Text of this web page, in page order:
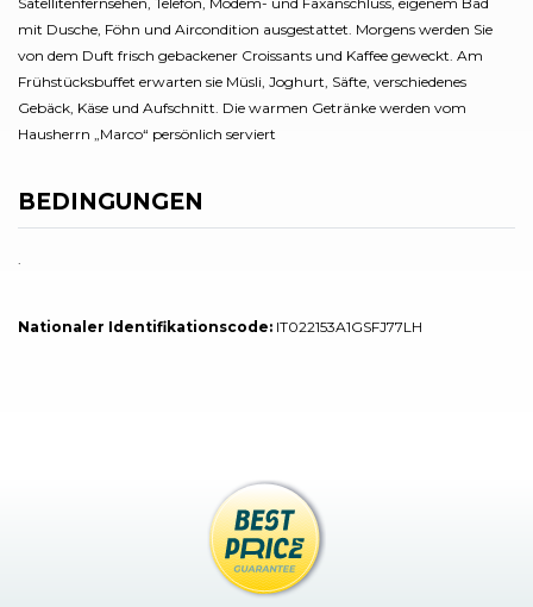
mit Dusche, Föhn und Aircondition ausgestattet. Morgens werden Sie
von dem Duft frisch gebackener Croissants und Kaffee geweckt. Am
Frühstücksbuffet erwarten sie Müsli, Joghurt, Säfte, verschiedenes
Gebäck, Käse und Aufschnitt. Die warmen Getränke werden vom
Hausherrn „Marco“ persönlich serviert
BEDINGUNGEN
Nationaler Identifikationscode: IT022153A1GSFJ77LH